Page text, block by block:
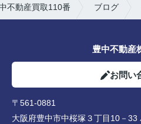
不動産買取110番 ブログ
豊中不動産
お問い
〒561-0881
大阪府豊中市中桜塚３丁目10－